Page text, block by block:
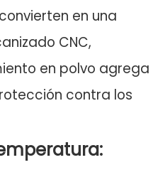
en una
CNC,
en polvo agrega
contra los